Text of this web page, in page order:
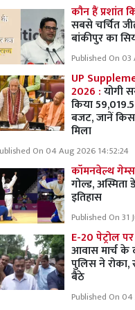
कौन हैं प्रशांत
सबसे चर्चित
बांकीपुर का
Published On
UP
2026 :योगी
किया
बजट, जानें
मिला
On 04 Aug 2026 14:52:24
कॉमनवेल्थ
गोल्ड, अस्मिता
इतिहास
Published On 31
E-20 पेट्रोल
आवास मार्च के
पुलिस ने
बैठे
Published On